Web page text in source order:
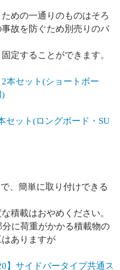
めの一通りのものはそろ
故を防ぐため別売りのバ
定することができます。
本セット(ショートボー
)
セット(ロングボード・SU
、簡単に取り付けできる
積載はおやめください。
に荷重がかかる積載物の
はありますが
】サイドバータイプ共通ス